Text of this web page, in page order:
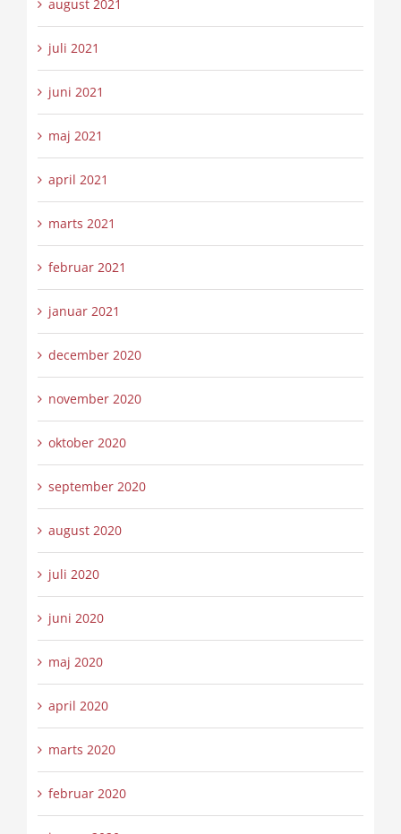
august 2021
juli 2021
juni 2021
maj 2021
april 2021
marts 2021
februar 2021
januar 2021
december 2020
november 2020
oktober 2020
september 2020
august 2020
juli 2020
juni 2020
maj 2020
april 2020
marts 2020
februar 2020